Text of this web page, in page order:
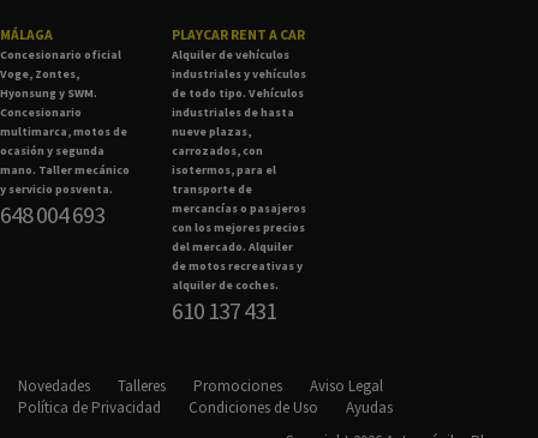
MÁLAGA
Concesionario oficial
Voge, Zontes,
Hyonsung y SWM.
Concesionario
multimarca, motos de
ocasión y segunda
mano. Taller mecánico
y servicio posventa.
648 004 693
PLAYCAR RENT A CAR
Alquiler de vehículos
industriales y vehículos
de todo tipo. Vehículos
industriales de hasta
nueve plazas,
carrozados, con
isotermos, para el
transporte de
mercancías o pasajeros
con los mejores precios
del mercado. Alquiler
de motos recreativas y
alquiler de coches.
610 137 431
Novedades Talleres Promociones
Aviso Legal
Política de Privacidad
Condiciones de Uso
Ayudas